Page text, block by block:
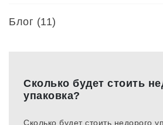
Блог (11)
Сколько будет стоить
упаковка?
Сколько будет стоить недорого